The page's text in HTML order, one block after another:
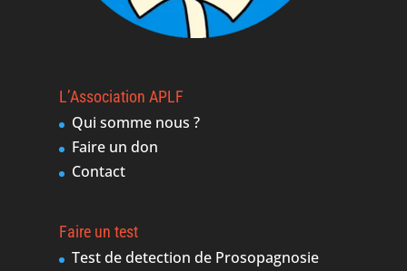
L’Association APLF
Qui somme nous ?
Faire un don
Contact
Faire un test
Test de detection de Prosopagnosie